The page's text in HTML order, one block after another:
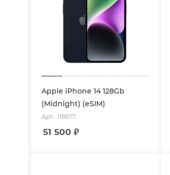
Apple iPhone 14 128Gb
(Midnight) (eSIM)
Арт.: 118677
51 500 ₽